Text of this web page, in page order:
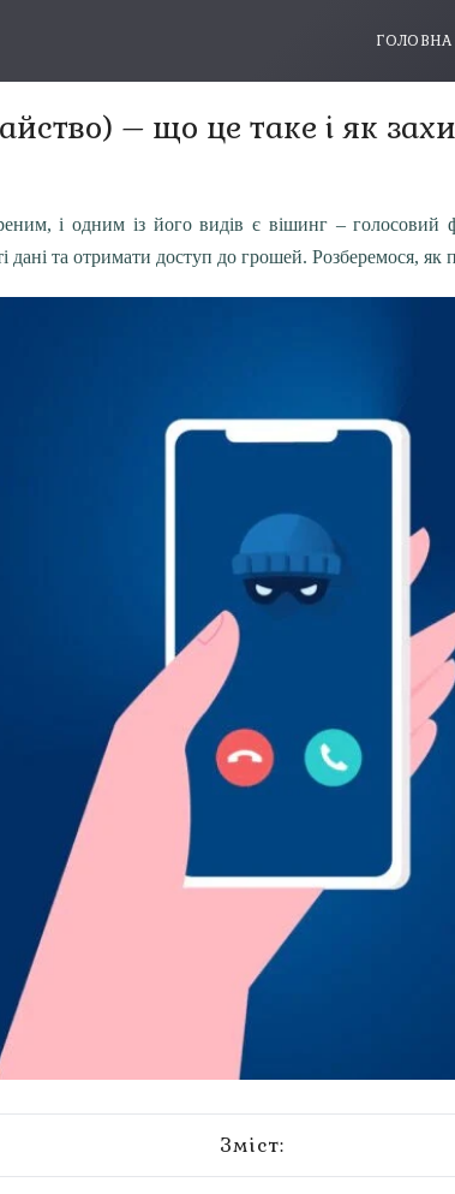
ГОЛОВНА
– що це таке і як
і одним із його видів є вішинг –
та отримати доступ до грошей. Розберемося, як
Зміст: